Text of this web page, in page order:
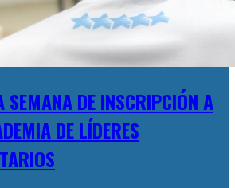
SEMANA DE INSCRIPCIÓN A
DE LÍDERES